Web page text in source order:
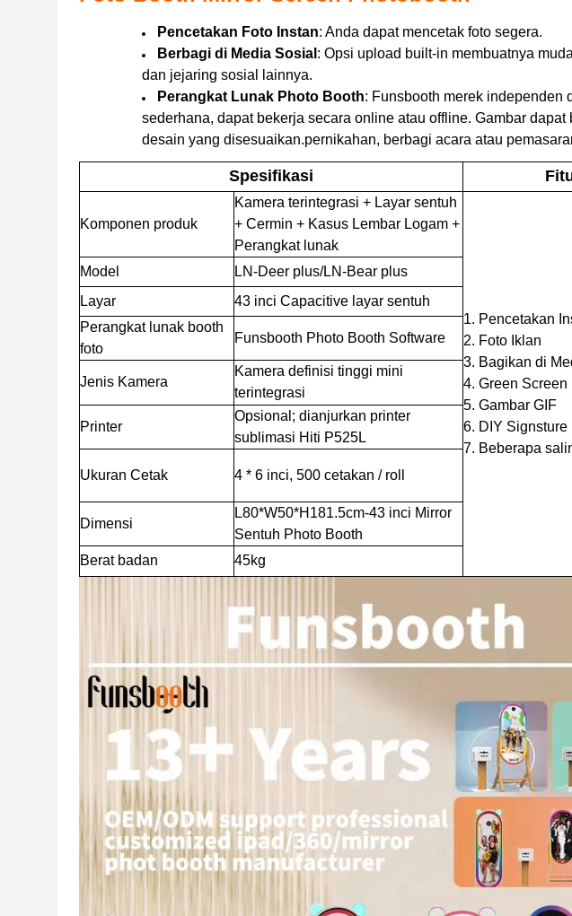
Pencetakan Foto Instan: Anda dapat mencetak foto segera.
Berbagi di Media Sosial : Opsi upload built-in membuatnya
dan jejaring sosial lainnya.
Perangkat Lunak Photo Booth: Funsbooth merek independen
sederhana, dapat bekerja secara online atau offline. Gambar
desain yang disesuaikan.pernikahan, berbagi acara atau
Spesifikasi
Komponen produk
Kamera terintegrasi + Layar sentuh
+ Cermin + Kasus Lembar Logam +
Perangkat lunak
1. Pencetakan
2. Foto Iklan
3. Bagikan di
4. Green Screen
5. Gambar GIF
6. DIY Signsture
7. Beberapa
Model
LN-Deer plus/LN-Bear plus
Layar
43 inci Capacitive layar sentuh
Perangkat lunak booth
foto
Funsbooth Photo Booth Software
Jenis Kamera
Kamera definisi tinggi mini
terintegrasi
Printer
Opsional; dianjurkan printer
sublimasi Hiti P525L
Ukuran Cetak 4 * 6 inci, 500 cetakan / roll
Dimensi
L80*W50*H181.5cm-43 inci Mirror
Sentuh Photo Booth
Berat badan
45kg